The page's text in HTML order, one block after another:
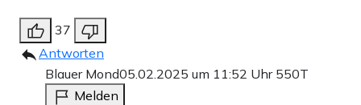
37
Antworten
Blauer Mond05.02.2025 um 11:52 Uhr 550T
Melden